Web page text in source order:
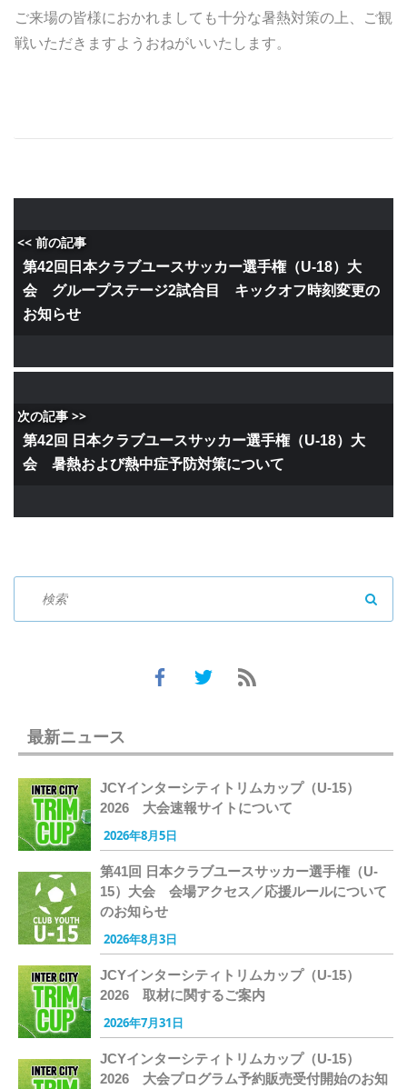
ご来場の皆様におかれましても十分な暑熱対策の上、ご観
戦いただきますようおねがいいたします。
<< 前の記事
第42回日本クラブユースサッカー選手権（U-18）大
会 グループステージ2試合目 キックオフ時刻変更の
お知らせ
次の記事 >>
第42回 日本クラブユースサッカー選手権（U-18）大
会 暑熱および熱中症予防対策について
最新ニュース
JCYインターシティトリムカップ（U-15）
2026 大会速報サイトについて
2026年8月5日
第41回 日本クラブユースサッカー選手権（U-
15）大会 会場アクセス／応援ルールについて
のお知らせ
2026年8月3日
JCYインターシティトリムカップ（U-15）
2026 取材に関するご案内
2026年7月31日
JCYインターシティトリムカップ（U-15）
2026 大会プログラム予約販売受付開始のお知